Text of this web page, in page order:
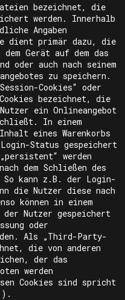
bezeichnet, die
werden. Innerhalb
Angaben
dient primär dazu, die
Gerät auf dem das
oder auch nach seinem
zu speichern.
Cookies“ oder
bezeichnet, die
ein Onlineangebot
In einem
eines Warenkorbs
Status gespeichert
werden
dem Schließen des
kann z.B. der Login-
die Nutzer diese nach
können in einem
Nutzer gespeichert
oder
Als „Third-Party-
die von anderen
der das
werden
Cookies sind spricht